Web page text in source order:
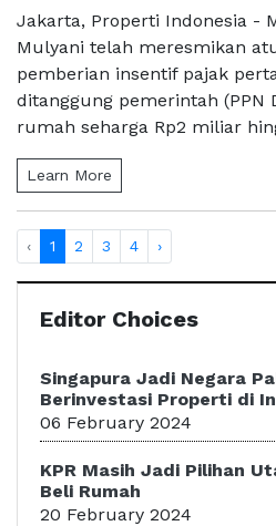
Jakarta, Properti Indonesia -
Mulyani telah meresmikan
pemberian insentif pajak
ditanggung pemerintah (PPN
rumah seharga Rp2 miliar
Learn More
‹ 1 2 3 4 ›
Editor Choices
Singapura Jadi Negara
Berinvestasi Properti di
06 February 2024
KPR Masih Jadi Pilihan
Beli Rumah
20 February 2024